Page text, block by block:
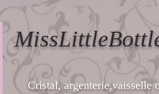
Cristal, argenterie,vaisselle